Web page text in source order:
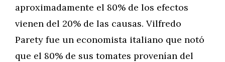
aproximadamente el 80% de los efectos
vienen del 20% de las causas. Vilfredo
Parety fue un economista italiano que notó
que el 80% de sus tomates provenían del